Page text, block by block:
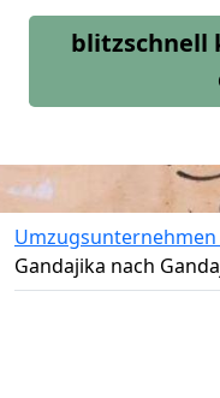
blitzschnell
Gandajika nach